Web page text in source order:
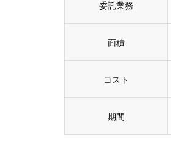
委託業務
面積
コスト
期間